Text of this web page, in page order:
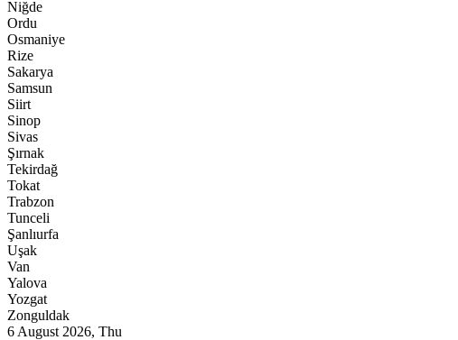
Niğde
Ordu
Osmaniye
Rize
Sakarya
Samsun
Siirt
Sinop
Sivas
Şırnak
Tekirdağ
Tokat
Trabzon
Tunceli
Şanlıurfa
Uşak
Van
Yalova
Yozgat
Zonguldak
6 August 2026, Thu